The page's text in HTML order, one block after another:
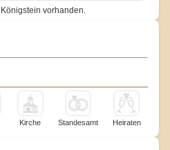
vorhanden.
Kirche Standesamt Heiraten